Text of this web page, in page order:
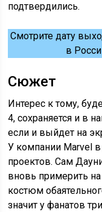
подтвердились.
Смотрите дату
в
Сюжет
Интерес к тому,
4, сохраняется и в
если и выйдет на
У компании Marvel в
проектов. Сам
вновь примерить
костюм
значит у фанатов